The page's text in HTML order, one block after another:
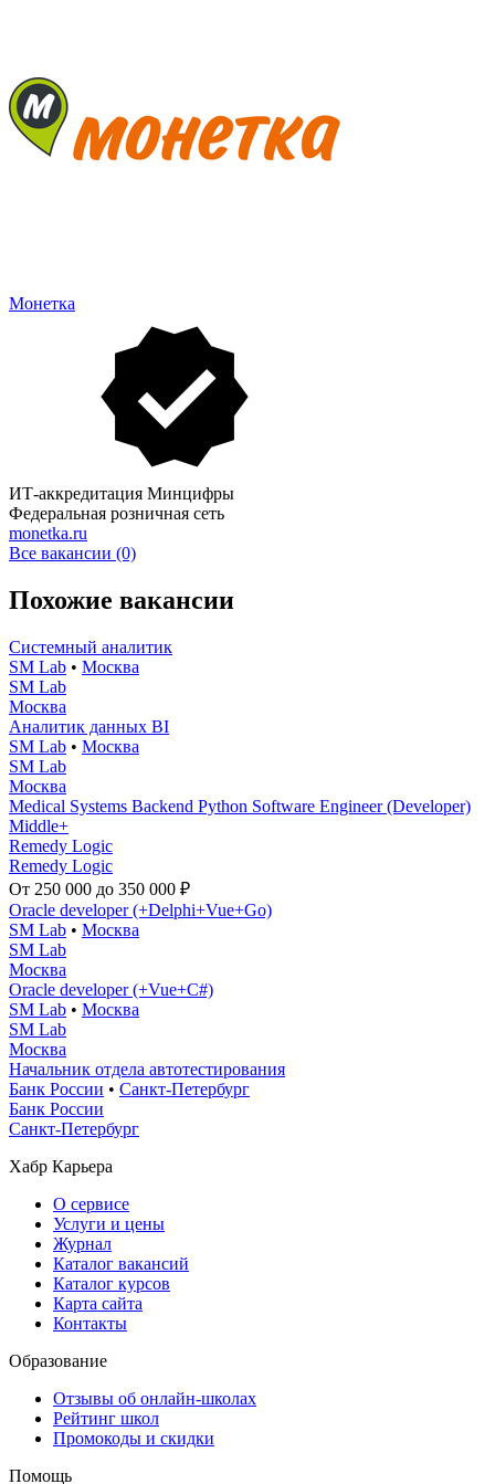
Монетка
ИТ-аккредитация Минцифры
Федеральная розничная сеть
monetka.ru
Все вакансии (0)
Похожие вакансии
Системный аналитик
SM Lab • Москва
SM Lab
Москва
Аналитик данных BI
SM Lab • Москва
SM Lab
Москва
Medical Systems Backend Python Software Engineer (Developer)
Middle+
Remedy Logic
Remedy Logic
От 250 000 до 350 000 ₽
Oracle developer (+Delphi+Vue+Go)
SM Lab • Москва
SM Lab
Москва
Oracle developer (+Vue+C#)
SM Lab • Москва
SM Lab
Москва
Начальник отдела автотестирования
Банк России • Санкт-Петербург
Банк России
Санкт-Петербург
Хабр Карьера
О сервисе
Услуги и цены
Журнал
Каталог вакансий
Каталог курсов
Карта сайта
Контакты
Образование
Отзывы об онлайн-школах
Рейтинг школ
Промокоды и скидки
Помощь